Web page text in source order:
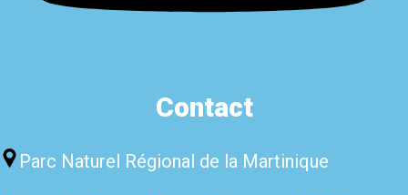
Contact
Parc Naturel Régional de la Martinique